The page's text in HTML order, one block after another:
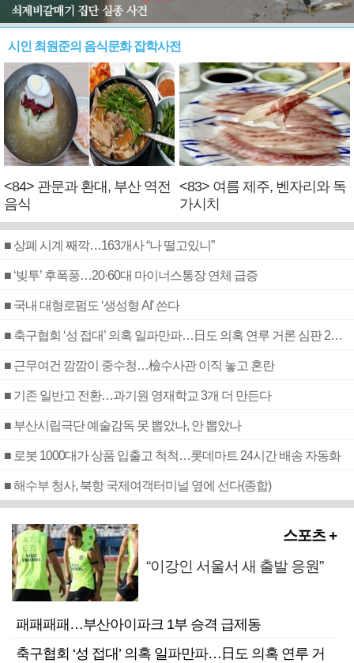
시인 최원준의 음식문화 잡학사전
<84> 관문과 환대, 부산 역전
음식
<83> 여름 제주, 벤자리와 독
가시치
■ 상폐 시계 째깍…163개사 “나 떨고있니”
■ ‘빚투’ 후폭풍…20·60대 마이너스통장 연체 급증
■ 국내 대형로펌도 ‘생성형 AI’ 쓴다
■ 축구협회 ‘성 접대’ 의혹 일파만파…日도 의혹 연루 거론 심판 2명 조사
■ 근무여건 깜깜이 중수청…檢수사관 이직 놓고 혼란
■ 기존 일반고 전환…과기원 영재학교 3개 더 만든다
■ 부산시립극단 예술감독 못 뽑았나, 안 뽑았나
■ 로봇 1000대가 상품 입출고 척척…롯데마트 24시간 배송 자동화
■ 해수부 청사, 북항 국제여객터미널 옆에 선다(종합)
스포츠 +
“이강인 서울서 새 출발 응원”
패패패패…부산아이파크 1부 승격 급제동
축구협회 ‘성 접대’ 의혹 일파만파…日도 의혹 연루 거